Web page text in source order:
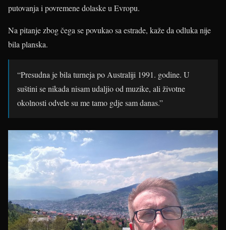
putovanja i povremene dolaske u Evropu.
Na pitanje zbog čega se povukao sa estrade, kaže da odluka nije
bila planska.
“Presudna je bila turneja po Australiji 1991. godine. U
suštini se nikada nisam udaljio od muzike, ali životne
okolnosti odvele su me tamo gdje sam danas.”